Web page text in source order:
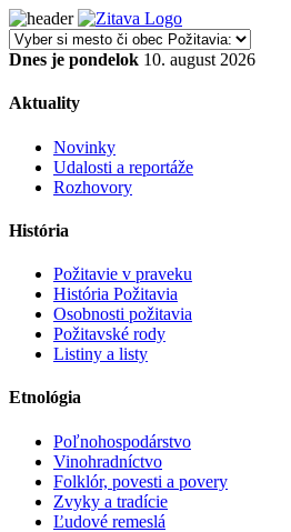
Dnes je pondelok 10. august 2026
Aktuality
Novinky
Udalosti a reportáže
Rozhovory
História
Požitavie v praveku
História Požitavia
Osobnosti požitavia
Požitavské rody
Listiny a listy
Etnológia
Poľnohospodárstvo
Vinohradníctvo
Folklór, povesti a povery
Zvyky a tradície
Ľudové remeslá